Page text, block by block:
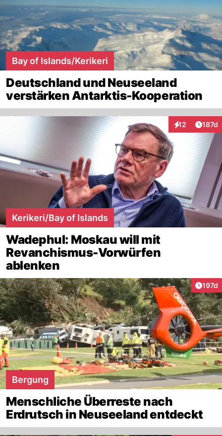
Bay of Islands/Kerikeri
Deutschland und Neuseeland
verstärken Antarktis-Kooperation
12
Interaktionen
187d
Kerikeri/Bay of Islands
Wadephul: Moskau will mit
Revanchismus-Vorwürfen
ablenken
197d
Bergung
Menschliche Überreste nach
Erdrutsch in Neuseeland entdeckt